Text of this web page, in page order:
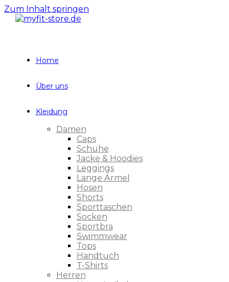
Zum Inhalt springen
Home
Über uns
Kleidung
Damen
Caps
Schuhe
Jacke & Hoodies
Leggings
Lange Ärmel
Hosen
Shorts
Sporttaschen
Socken
Sportbra
Swimmwear
Tops
Handtuch
T-Shirts
Herren